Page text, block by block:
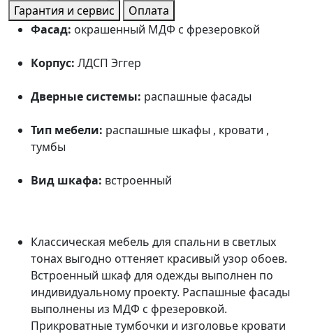
Гарантия и сервис
Оплата
Фасад: окрашенный МДФ с фрезеровкой
Корпус: ЛДСП Эггер
Дверные системы: распашные фасады
Тип мебели: распашные шкафы , кровати ,
тумбы
Вид шкафа: встроенный
Классическая мебель для спальни в светлых
тонах выгодно оттеняет красивый узор обоев.
Встроенный шкаф для одежды выполнен по
индивидуальному проекту. Распашные фасады
выполнены из МДФ с фрезеровкой.
Прикроватные тумбочки и изголовье кровати